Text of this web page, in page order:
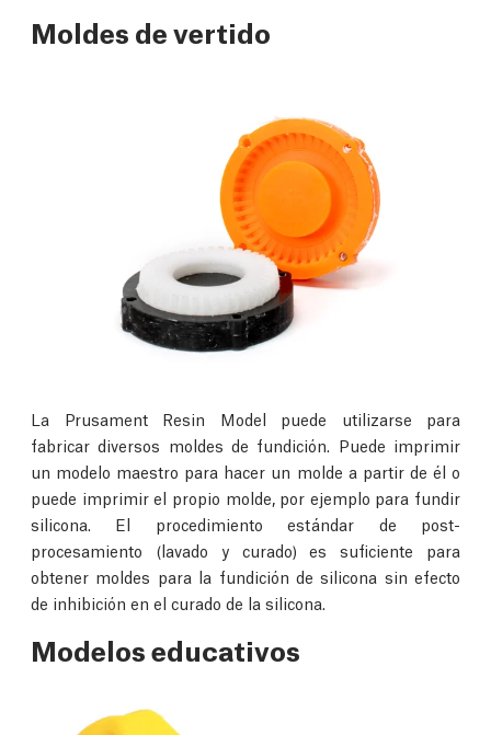
Moldes de vertido
La Prusament Resin Model puede utilizarse para
fabricar diversos moldes de fundición. Puede imprimir
un modelo maestro para hacer un molde a partir de él o
puede imprimir el propio molde, por ejemplo para fundir
silicona. El procedimiento estándar de post-
procesamiento (lavado y curado) es suficiente para
obtener moldes para la fundición de silicona sin efecto
de inhibición en el curado de la silicona.
Modelos educativos